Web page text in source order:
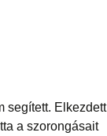
segített. Elkezdett
a szorongásait